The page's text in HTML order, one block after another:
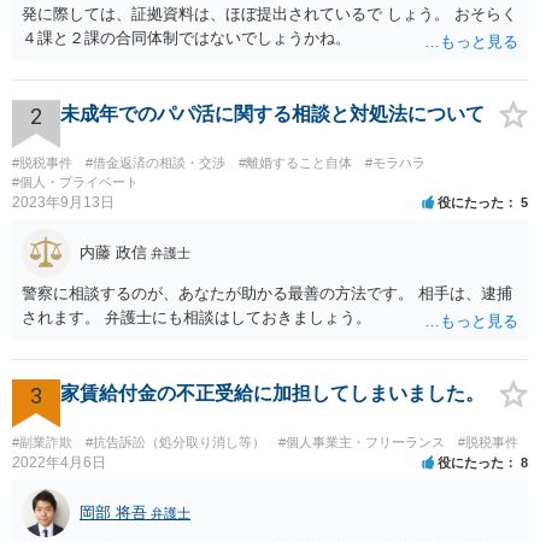
発に際しては、証拠資料は、ほぼ提出されているで しょう。 おそらく
４課と２課の合同体制ではないでしょうかね。
2 未成年でのパパ活に関する相談と対処法について
#脱税事件 #借金返済の相談・交渉 #離婚すること自体
#モラハラ
#個人・プライベート
2023年9月13日 役にたった 5
内藤 政信 弁護士
警察に相談するのが、あなたが助かる最善の方法です。 相手は、逮捕
されます。 弁護士にも相談はしておきましょう。
3 家賃給付金の不正受給に加担してしまいました。
#副業詐欺 #抗告訴訟（処分取り消し等） #個人事業主・フリーランス #脱税事件
2022年4月6日 役にたった 8
岡部 将吾 弁護士